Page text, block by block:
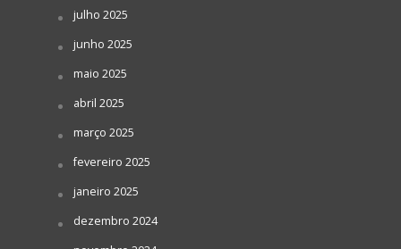
julho 2025
junho 2025
maio 2025
abril 2025
março 2025
fevereiro 2025
janeiro 2025
dezembro 2024